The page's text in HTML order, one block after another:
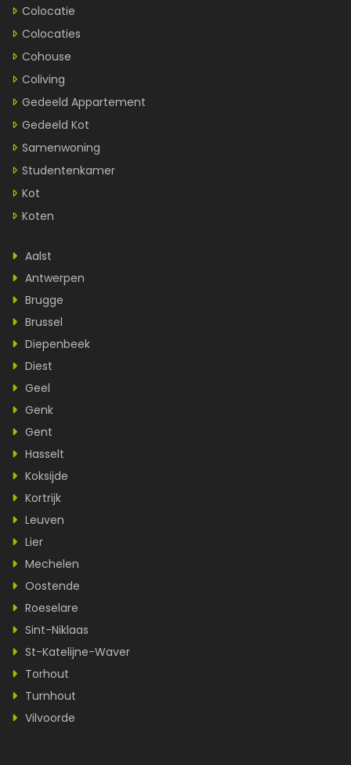
Colocatie
Colocaties
Cohouse
Coliving
Gedeeld Appartement
Gedeeld Kot
Samenwoning
Studentenkamer
Kot
Koten
Aalst
Antwerpen
Brugge
Brussel
Diepenbeek
Diest
Geel
Genk
Gent
Hasselt
Koksijde
Kortrijk
Leuven
Lier
Mechelen
Oostende
Roeselare
Sint-Niklaas
St-Katelijne-Waver
Torhout
Turnhout
Vilvoorde